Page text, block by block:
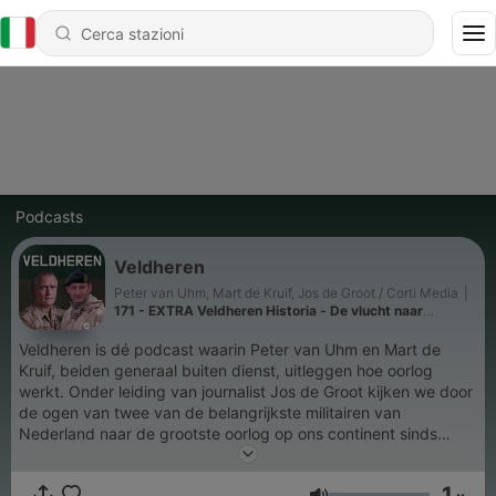
Podcasts
Veldheren
Peter van Uhm, Mart de Kruif, Jos de Groot / Corti Media
171 - EXTRA Veldheren Historia - De vlucht naar
Veldheren is dé podcast waarin Peter van Uhm en Mart de
Kruif, beiden generaal buiten dienst, uitleggen hoe oorlog
werkt. Onder leiding van journalist Jos de Groot kijken we door
de ogen van twee van de belangrijkste militairen van
Nederland naar de grootste oorlog op ons continent sinds